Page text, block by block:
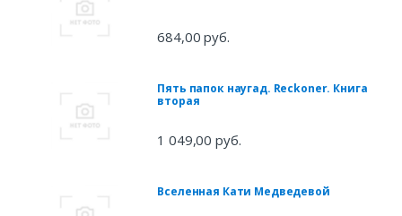
684,00 руб.
Пять папок наугад. Reckoner. Книга
вторая
1 049,00 руб.
Вселенная Кати Медведевой